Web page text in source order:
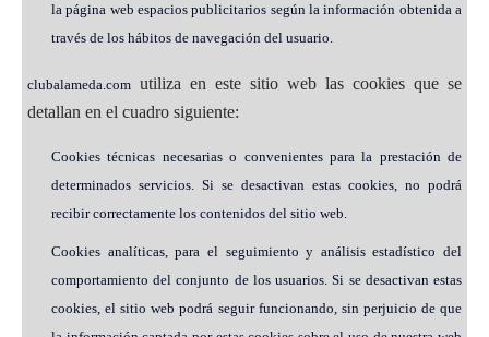
la página web espacios publicitarios según la información obtenida a
través de los hábitos de navegación del usuario.
clubalameda.com utiliza en este sitio web las cookies que se
detallan en el cuadro siguiente:
Cookies técnicas necesarias o convenientes para la prestación de
determinados servicios. Si se desactivan estas cookies, no podrá
recibir correctamente los contenidos del sitio web.
Cookies analíticas, para el seguimiento y análisis estadístico del
comportamiento del conjunto de los usuarios. Si se desactivan estas
cookies, el sitio web podrá seguir funcionando, sin perjuicio de que